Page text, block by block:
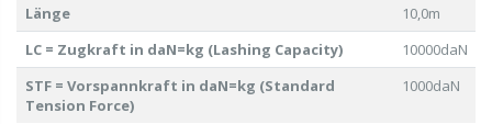
Länge
10,0m
LC = Zugkraft in daN=kg (Lashing Capacity)
10000daN
STF = Vorspannkraft in daN=kg (Standard
Tension Force)
1000daN